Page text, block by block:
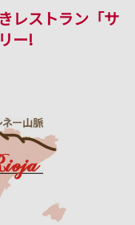
レストラン「サ
ー!